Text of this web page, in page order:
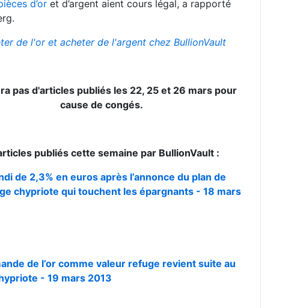
d’or et d’argent aient cours légal, a rapporté
de l'or et acheter de l'argent chez BullionVault
pas d'articles publiés les 22, 25 et 26 mars pour
cause de congés.
publiés cette semaine par BullionVault :
de 2,3% en euros après l’annonce du plan de
chypriote qui touchent les épargnants - 18 mars
de l’or comme valeur refuge revient suite au
- 19 mars 2013